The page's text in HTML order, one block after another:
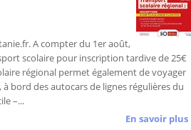
A compter du 1er août,
scolaire pour inscription tardive de 25€
régional permet également de voyager
bord des autocars de lignes régulières du
–...
En savoir plus